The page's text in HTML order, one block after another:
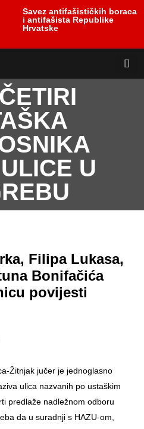
Savez antifašističkih boraca
i antifašista Republike
Hrvatske
U
Filipa Lukasa,
Bonifačića
povijesti
Žitnjak jučer je jednoglasno
ulica nazvanih po ustaškim
predlaže nadležnom odboru
da u suradnji s HAZU-om,